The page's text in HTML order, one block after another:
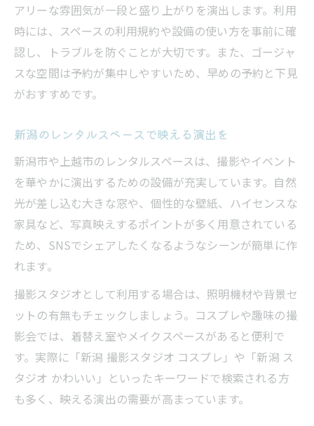
アリーな雰囲気が一段と盛り上がりを演出します。利用
時には、スペースの利用規約や設備の使い方を事前に確
認し、トラブルを防ぐことが大切です。また、ゴージャ
スな空間は予約が集中しやすいため、早めの予約と下見
がおすすめです。
新潟のレンタルスペースで映える演出を
新潟市や上越市のレンタルスペースは、撮影やイベント
を華やかに演出するための設備が充実しています。自然
光が差し込む大きな窓や、個性的な壁紙、ハイセンスな
家具など、写真映えするポイントが多く用意されている
ため、SNSでシェアしたくなるようなシーンが簡単に作
れます。
撮影スタジオとして利用する場合は、照明機材や背景セ
ットの有無もチェックしましょう。コスプレや趣味の撮
影会では、着替え室やメイクスペースがあると便利で
す。実際に「新潟 撮影スタジオ コスプレ」や「新潟 ス
タジオ かわいい」といったキーワードで検索される方
も多く、映える演出の需要が高まっています。